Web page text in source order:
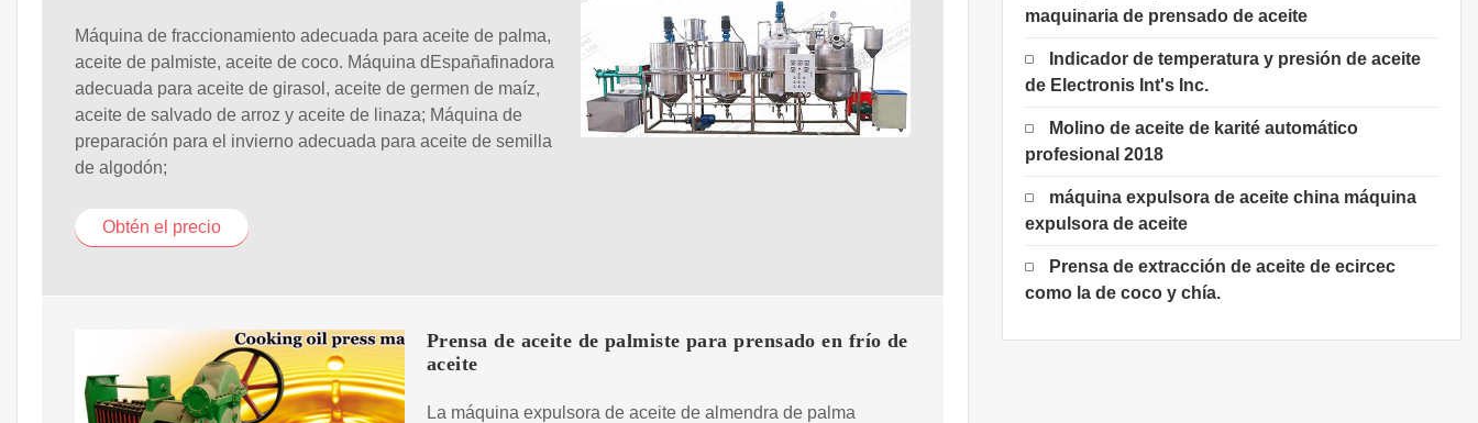
Máquina de fraccionamiento adecuada para aceite de palma,
aceite de palmiste, aceite de coco. Máquina dEspañafinadora
adecuada para aceite de girasol, aceite de germen de maíz,
aceite de salvado de arroz y aceite de linaza; Máquina de
preparación para el invierno adecuada para aceite de semilla
de algodón;
Obtén el precio
Prensa de aceite de palmiste para prensado en frío de
aceite
La máquina expulsora de aceite de almendra de palma
maquinaria de prensado de aceite
Indicador de temperatura y presión de aceite
de Electronis Int's Inc.
Molino de aceite de karité automático
profesional 2018
máquina expulsora de aceite china máquina
expulsora de aceite
Prensa de extracción de aceite de ecircec
como la de coco y chía.